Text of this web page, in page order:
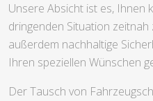
Unsere Absicht ist es, Ihnen
dringenden Situation
außerdem nachhaltige
Ihren speziellen Wünschen
Der Tausch von